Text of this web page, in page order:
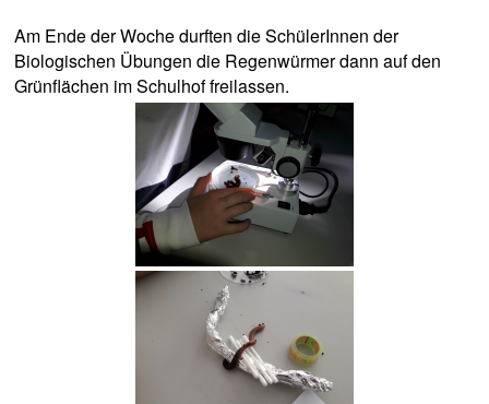
Am Ende der Woche durften die SchülerInnen der
Biologischen Übungen die Regenwürmer dann auf den
Grünflächen im Schulhof freilassen.